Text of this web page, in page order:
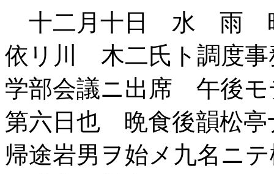
十二月十日 水 雨
依リ川 木二氏ト調度
学部会議ニ出席 午後
第六日也 晩食後韻松亭
帰途岩男ヲ始メ九名ニ